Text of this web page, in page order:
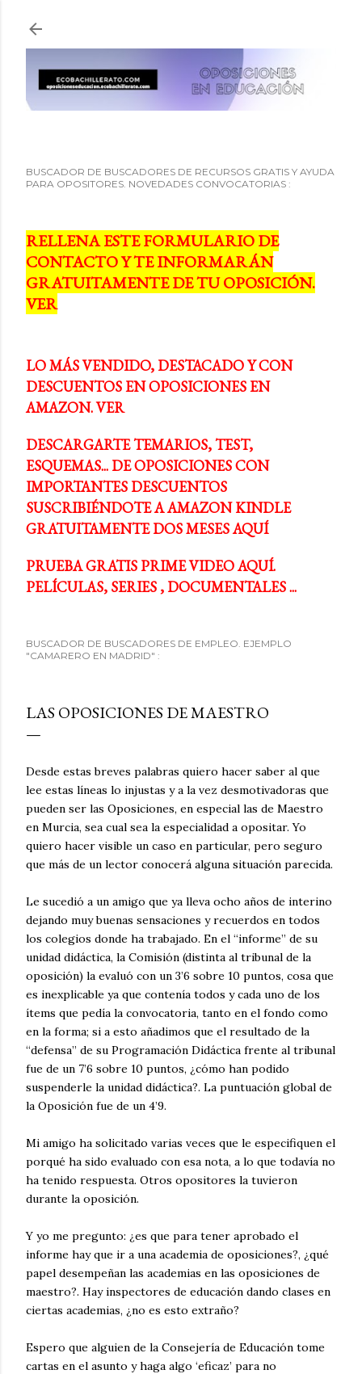
BUSCADOR DE BUSCADORES DE RECURSOS GRATIS Y AYUDA
PARA OPOSITORES. NOVEDADES CONVOCATORIAS :
RELLENA ESTE FORMULARIO DE
CONTACTO Y TE INFORMARÁN
GRATUITAMENTE DE TU OPOSICIÓN.
VER
LO MÁS VENDIDO, DESTACADO Y CON
DESCUENTOS EN OPOSICIONES EN
AMAZON. VER
DESCARGARTE TEMARIOS, TEST,
ESQUEMAS... DE OPOSICIONES CON
IMPORTANTES DESCUENTOS
SUSCRIBIÉNDOTE A AMAZON KINDLE
GRATUITAMENTE DOS MESES AQUÍ
PRUEBA GRATIS PRIME VIDEO AQUÍ.
PELÍCULAS, SERIES , DOCUMENTALES ...
BUSCADOR DE BUSCADORES DE EMPLEO. EJEMPLO
"CAMARERO EN MADRID" :
LAS OPOSICIONES DE MAESTRO
Desde estas breves palabras quiero hacer saber al que
lee estas líneas lo injustas y a la vez desmotivadoras que
pueden ser las Oposiciones, en especial las de Maestro
en Murcia, sea cual sea la especialidad a opositar. Yo
quiero hacer visible un caso en particular, pero seguro
que más de un lector conocerá alguna situación parecida.
Le sucedió a un amigo que ya lleva ocho años de interino
dejando muy buenas sensaciones y recuerdos en todos
los colegios donde ha trabajado. En el “informe” de su
unidad didáctica, la Comisión (distinta al tribunal de la
oposición) la evaluó con un 3’6 sobre 10 puntos, cosa que
es inexplicable ya que contenía todos y cada uno de los
ítems que pedía la convocatoria, tanto en el fondo como
en la forma; si a esto añadimos que el resultado de la
“defensa” de su Programación Didáctica frente al tribunal
fue de un 7’6 sobre 10 puntos, ¿cómo han podido
suspenderle la unidad didáctica?. La puntuación global de
la Oposición fue de un 4’9.
Mi amigo ha solicitado varias veces que le especifiquen el
porqué ha sido evaluado con esa nota, a lo que todavía no
ha tenido respuesta. Otros opositores la tuvieron
durante la oposición.
Y yo me pregunto: ¿es que para tener aprobado el
informe hay que ir a una academia de oposiciones?, ¿qué
papel desempeñan las academias en las oposiciones de
maestro?. Hay inspectores de educación dando clases en
ciertas academias, ¿no es esto extraño?
Espero que alguien de la Consejería de Educación tome
cartas en el asunto y haga algo ‘eficaz’ para no